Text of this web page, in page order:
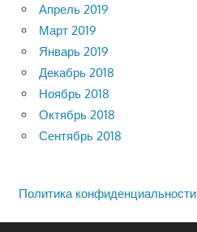
Апрель 2019
Март 2019
Январь 2019
Декабрь 2018
Ноябрь 2018
Октябрь 2018
Сентябрь 2018
Политика конфиденциальности